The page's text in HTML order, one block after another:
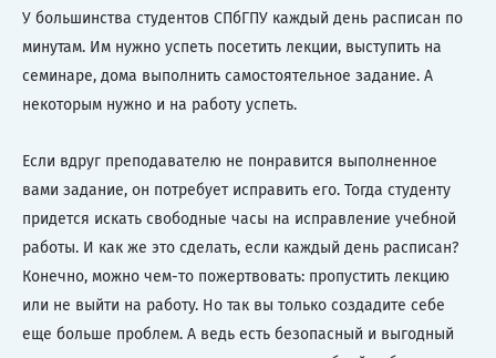
У большинства студентов СПбГПУ каждый день расписан по
минутам. Им нужно успеть посетить лекции, выступить на
семинаре, дома выполнить самостоятельное задание. А
некоторым нужно и на работу успеть.
Если вдруг преподавателю не понравится выполненное
вами задание, он потребует исправить его. Тогда студенту
придется искать свободные часы на исправление учебной
работы. И как же это сделать, если каждый день расписан?
Конечно, можно чем-то пожертвовать: пропустить лекцию
или не выйти на работу. Но так вы только создадите себе
еще больше проблем. А ведь есть безопасный и выгодный